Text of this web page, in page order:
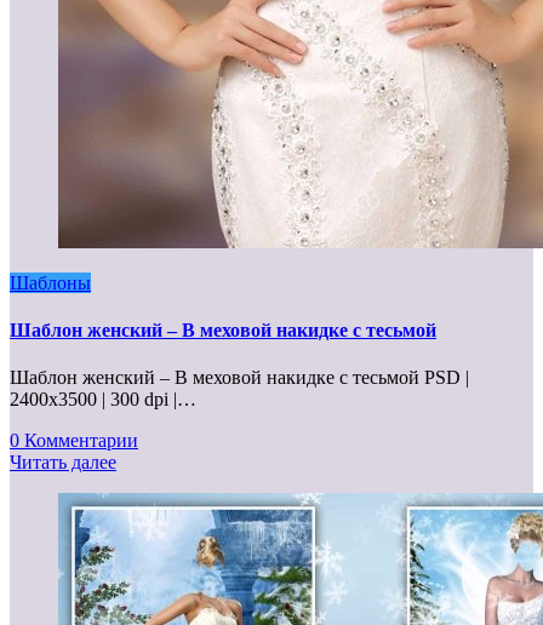
Шаблоны
Шаблон женский – В меховой накидке с тесьмой
Шаблон женский – В меховой накидке с тесьмой PSD |
2400x3500 | 300 dpi |…
0 Комментарии
Читать далее